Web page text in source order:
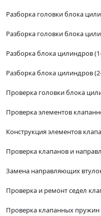
Разборка головки блока
Разборка головки блока
Разборка блока цилиндров
Разборка блока цилиндров
Проверка головки блока
Проверка элементов
Конструкция элементов
Проверка клапанов и
Замена направляющих
Проверка и ремонт седел
Проверка клапанных пружин